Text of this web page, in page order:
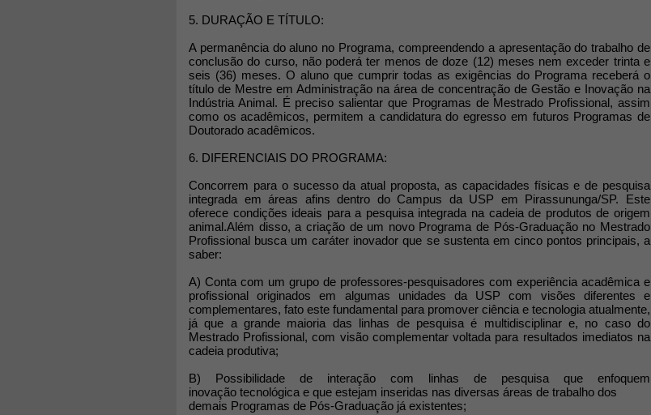
5. DURAÇÃO E TÍTULO:
A permanência do aluno no Programa, compreendendo a apresentação do trabalho de
conclusão do curso, não poderá ter menos de doze (12) meses nem exceder trinta e
seis (36) meses. O aluno que cumprir todas as exigências do Programa receberá o
título de Mestre em Administração na área de concentração de Gestão e Inovação na
Indústria Animal. É preciso salientar que Programas de Mestrado Profissional, assim
como os acadêmicos, permitem a candidatura do egresso em futuros Programas de
Doutorado acadêmicos.
6. DIFERENCIAIS DO PROGRAMA:
Concorrem para o sucesso da atual proposta, as capacidades físicas e de pesquisa
integrada em áreas afins dentro do Campus da USP em Pirassununga/SP. Este
oferece condições ideais para a pesquisa integrada na cadeia de produtos de origem
animal.Além disso, a criação de um novo Programa de Pós-Graduação no Mestrado
Profissional busca um caráter inovador que se sustenta em cinco pontos principais, a
saber:
A) Conta com um grupo de professores-pesquisadores com experiência acadêmica e
profissional originados em algumas unidades da USP com visões diferentes e
complementares, fato este fundamental para promover ciência e tecnologia atualmente,
já que a grande maioria das linhas de pesquisa é multidisciplinar e, no caso do
Mestrado Profissional, com visão complementar voltada para resultados imediatos na
cadeia produtiva;
B) Possibilidade de interação com linhas de pesquisa que enfoquem
inovação tecnológica e que estejam inseridas nas diversas áreas de trabalho dos
demais Programas de Pós-Graduação já existentes;